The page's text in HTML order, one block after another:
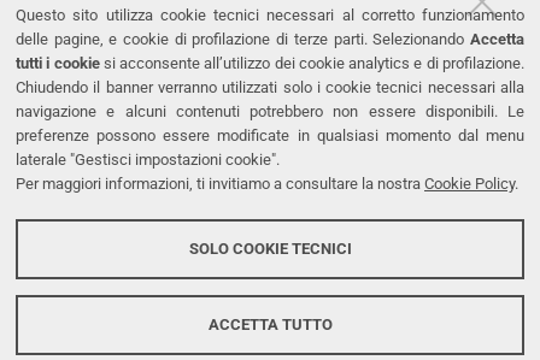
Questo sito utilizza cookie tecnici necessari al corretto funzionamento
delle pagine, e cookie di profilazione di terze parti. Selezionando Accetta
tutti i cookiesi acconsente all’utilizzo dei cookie analytics e di profilazione.
Chiudendo il banner verranno utilizzati solo i cookie tecnici necessari alla
navigazione e alcuni contenuti potrebbero non essere disponibili. Le
preferenze possono essere modificate in qualsiasi momento dal menu
laterale "Gestisci impostazioni cookie".
Per maggiori informazioni, ti invitiamo a consultare la nostra Cookie Policy.
SOLO COOKIE TECNICI
ACCETTA TUTTO
CONTATTI
Tel. +39 0532 293111
Fax. +39 0532 293031
PEC
LINKS
Accessibilità
Protezione dati personali